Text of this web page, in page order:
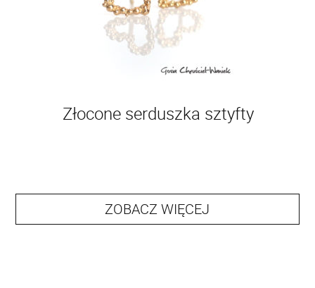
Złocone serduszka sztyfty
ZOBACZ WIĘCEJ